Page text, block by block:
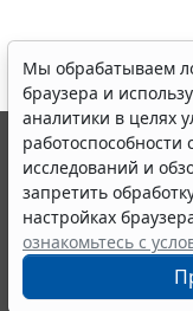
Мы обрабатываем
браузера и
аналитики в целях
работоспособности
исследований и
запретить
настройках
ознакомьтесь с
© ООО "НПП
выпускается с 1990
являются
информации ГАРАНТ.
Портал ГАРАНТ.РУ
издания